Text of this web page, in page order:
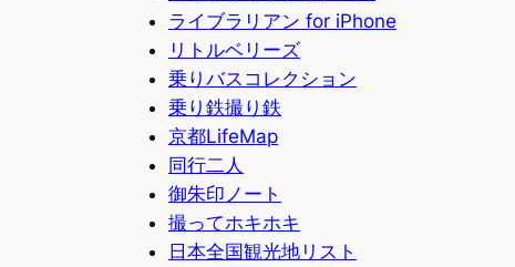
ライブラリアン for iPhone
リトルベリーズ
乗りバスコレクション
乗り鉄撮り鉄
京都LifeMap
同行二人
御朱印ノート
撮ってホキホキ
日本全国観光地リスト